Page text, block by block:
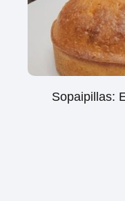
Sopaipillas: